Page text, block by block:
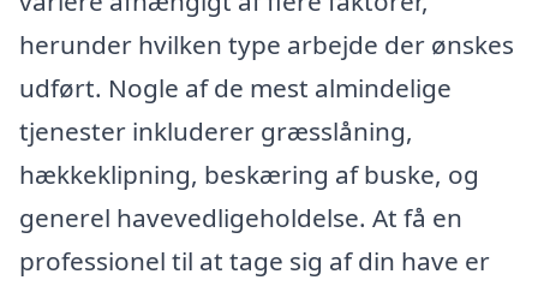
herunder hvilken type arbejde der ønskes
udført. Nogle af de mest almindelige
tjenester inkluderer græsslåning,
hækkeklipning, beskæring af buske, og
generel havevedligeholdelse. At få en
professionel til at tage sig af din have er